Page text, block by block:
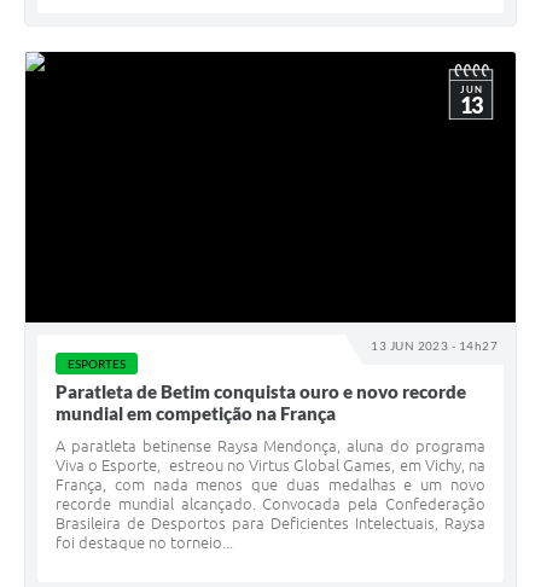
13 JUN 2023 - 14h27
JUN
13
ESPORTES
Paratleta de Betim conquista ouro e novo recorde
mundial em competição na França
A paratleta betinense Raysa Mendonça, aluna do programa
Viva o Esporte, estreou no Virtus Global Games, em Vichy, na
França, com nada menos que duas medalhas e um novo
recorde mundial alcançado. Convocada pela Confederação
Brasileira de Desportos para Deficientes Intelectuais, Raysa
foi destaque no torneio...